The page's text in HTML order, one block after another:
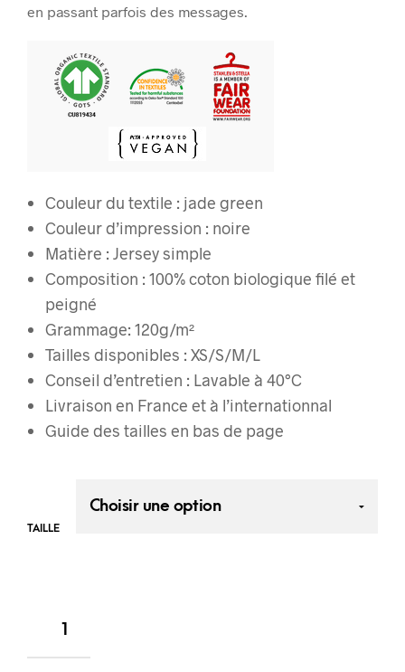
en passant parfois des messages.
Couleur du textile : jade green
Couleur d’impression : noire
Matière : Jersey simple
Composition : 100% coton biologique filé et
peigné
Grammage: 120g/m²
Tailles disponibles : XS/S/M/L
Conseil d’entretien : Lavable à 40°C
Livraison en France et à l’internationnal
Guide des tailles en bas de page
TAILLE